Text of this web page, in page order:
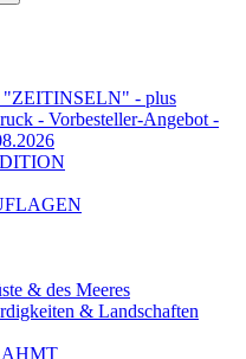
"ZEITINSELN" - plus
- Vorbesteller-Angebot -
& des Meeres
& Landschaften